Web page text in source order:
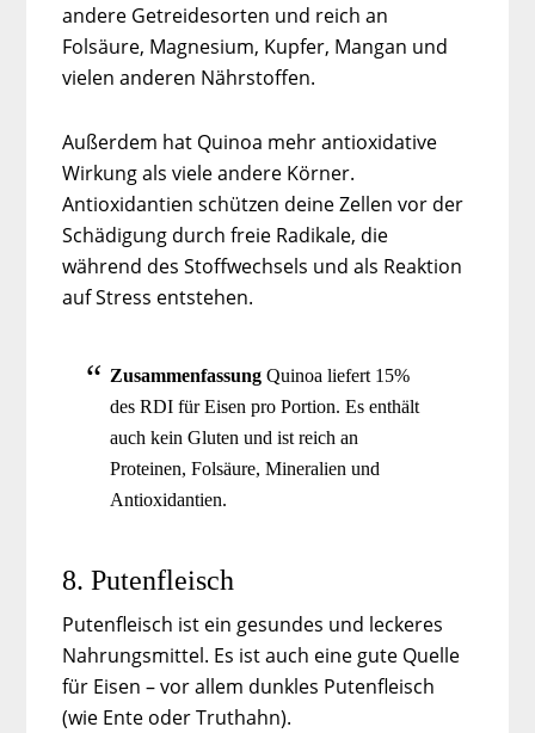
andere Getreidesorten und reich an
Folsäure, Magnesium, Kupfer, Mangan und
vielen anderen Nährstoffen.
Außerdem hat Quinoa mehr antioxidative
Wirkung als viele andere Körner.
Antioxidantien schützen deine Zellen vor der
Schädigung durch freie Radikale, die
während des Stoffwechsels und als Reaktion
auf Stress entstehen.
Zusammenfassung Quinoa liefert 15%
des RDI für Eisen pro Portion. Es enthält
auch kein Gluten und ist reich an
Proteinen, Folsäure, Mineralien und
Antioxidantien.
8. Putenfleisch
Putenfleisch ist ein gesundes und leckeres
Nahrungsmittel. Es ist auch eine gute Quelle
für Eisen – vor allem dunkles Putenfleisch
(wie Ente oder Truthahn).